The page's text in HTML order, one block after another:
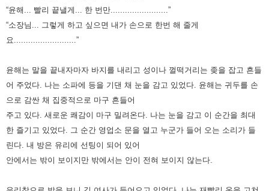
“윤해... 빨리 끝낼게... 한 번만........................”
“소장님... 그렇게 하고 싶으면 내가 손으로 한번 해 줄게
요..........................”
윤해는 말을 끝내자마자 바지를 내리고 성이나 껄떡거리는 좆을 잡고 흔들
어 주었다. 나는 소파에 등을 기댄 채 눈을 감고 있었다. 윤해는 귀두를 손
으로 감싼 채 집중적으로 마구 흔들어
주고 있다. 새로운 쾌감이 마구 밀려온다. 나는 눈을 감고 이 순간을 최대
한 즐기고 있었다.
그 순간 영업소 문을 열고 누군가 들어 오는 소리가 들
린다. 내 방은 유리에 선팅이 되어 있어
안에서는 밖이 보이지만 밖에서는 안이 전혀 보이지 않는다.